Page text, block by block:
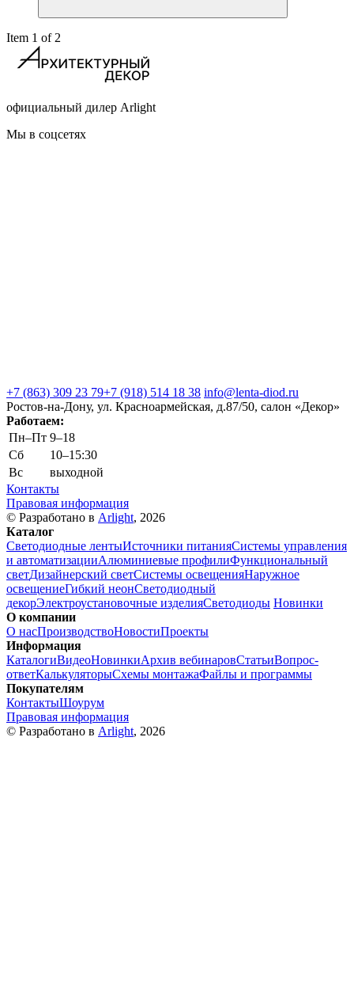
Item 1 of 2
официальный дилер Arlight
Мы в соцсетях
+7 (863) 309 23 79+7 (918) 514 18 38 info@lenta-diod.ru
Ростов-на-Дону, ул. Красноармейская, д.87/50, салон «Декор»
Работаем:
Пн–Пт 9–18
Сб
10–15:30
Вс
выходной
Контакты
Правовая информация
© Разработано в Arlight, 2026
Каталог
Светодиодные лентыИсточники питанияСистемы управления
и автоматизацииАлюминиевые профилиФункциональный
светДизайнерский светСистемы освещенияНаружное
освещениеГибкий неонСветодиодный
декорЭлектроустановочные изделияСветодиоды Новинки
О компании
О насПроизводствоНовостиПроекты
Информация
КаталогиВидеоНовинкиАрхив вебинаровСтатьиВопрос-
ответКалькуляторыСхемы монтажаФайлы и программы
Покупателям
КонтактыШоурум
Правовая информация
© Разработано в Arlight, 2026